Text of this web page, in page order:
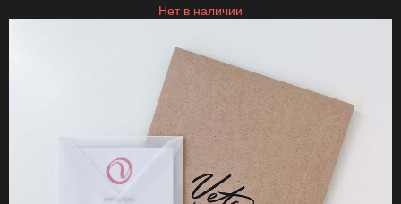
Нет в наличии